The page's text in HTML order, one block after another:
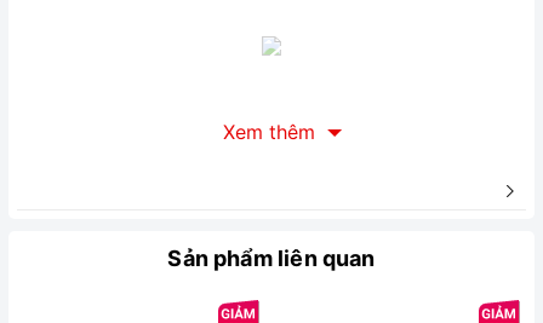
Gồm nồi lẩu, lồng hấp và chảo chiên (đa chức năng nấu, chiên,
Xem thêm
Sản phẩm liên quan